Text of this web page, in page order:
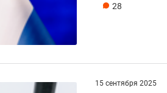
28
15 сентября 2025